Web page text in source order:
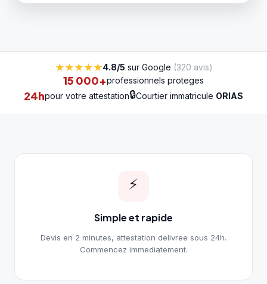
★★★★★4.8/5 sur Google (320 avis)
15 000+professionnels proteges
24hpour votre attestation🔒Courtier immatricule ORIAS
⚡
Simple et rapide
Devis en 2 minutes, attestation delivree sous 24h.
Commencez immediatement.